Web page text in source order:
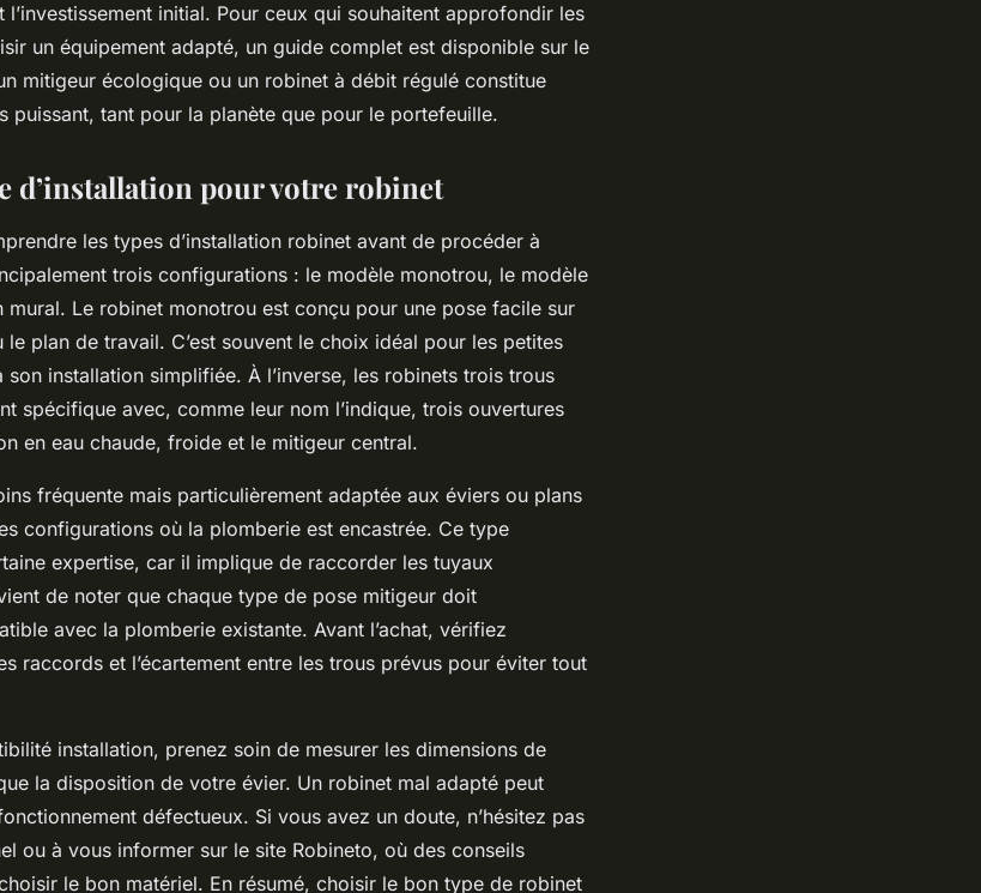
l’investissement initial. Pour ceux qui souhaitent approfondir les
un équipement adapté, un guide complet est disponible sur le
mitigeur écologique ou un robinet à débit régulé constitue
puissant, tant pour la planète que pour le portefeuille.
d’installation pour votre robinet
les types d’installation robinet avant de procéder à
trois configurations : le modèle monotrou, le modèle
mural. Le robinet monotrou est conçu pour une pose facile sur
le plan de travail. C’est souvent le choix idéal pour les petites
installation simplifiée. À l’inverse, les robinets trois trous
spécifique avec, comme leur nom l’indique, trois ouvertures
en eau chaude, froide et le mitigeur central.
fréquente mais particulièrement adaptée aux éviers ou plans
configurations où la plomberie est encastrée. Ce type
expertise, car il implique de raccorder les tuyaux
de noter que chaque type de pose mitigeur doit
avec la plomberie existante. Avant l’achat, vérifiez
raccords et l’écartement entre les trous prévus pour éviter tout
installation, prenez soin de mesurer les dimensions de
la disposition de votre évier. Un robinet mal adapté peut
défectueux. Si vous avez un doute, n’hésitez pas
ou à vous informer sur le site Robineto, où des conseils
le bon matériel. En résumé, choisir le bon type de robinet